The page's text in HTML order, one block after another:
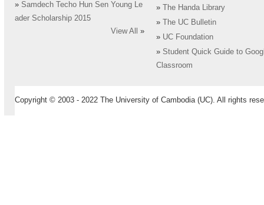
» Samdech Techo Hun Sen Young Le
ader Scholarship 2015
View All
»
»
The Handa Library
»
The UC Bulletin
» UC Foundation
» Student Quick Guide to
Classroom
Copyright © 2003 - 2022 The University of Cambodia (UC). All rights